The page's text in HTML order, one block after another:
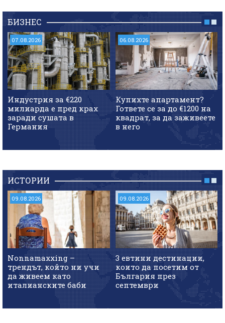
БИЗНЕС
07.08.2026
Индустрия за €220
милиарда е пред крах
заради сушата в
Германия
06.08.2026
Купихте апартамент?
Гответе се за до €1200 на
квадрат, за да заживеете
в него
ИСТОРИИ
09.08.2026
Nonnamaxxing –
трендът, който ни учи
да живеем като
италианските баби
09.08.2026
3 евтини дестинации,
които да посетим от
България през
септември